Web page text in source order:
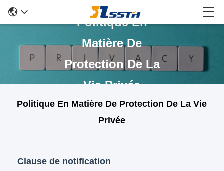
Politique En
Matière De
Protection De La
Vie Privée
Politique En Matière De Protection De La Vie
Privée
Clause de notification